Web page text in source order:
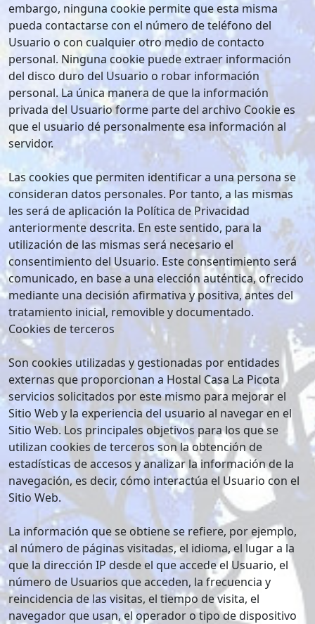
embargo, ninguna cookie permite que esta misma
pueda contactarse con el número de teléfono del
Usuario o con cualquier otro medio de contacto
personal. Ninguna cookie puede extraer información
del disco duro del Usuario o robar información
personal. La única manera de que la información
privada del Usuario forme parte del archivo Cookie es
que el usuario dé personalmente esa información al
servidor.
Las cookies que permiten identificar a una persona se
consideran datos personales. Por tanto, a las mismas
les será de aplicación la Política de Privacidad
anteriormente descrita. En este sentido, para la
utilización de las mismas será necesario el
consentimiento del Usuario. Este consentimiento será
comunicado, en base a una elección auténtica, ofrecido
mediante una decisión afirmativa y positiva, antes del
tratamiento inicial, removible y documentado.
Cookies de terceros
Son cookies utilizadas y gestionadas por entidades
externas que proporcionan a Hostal Casa La Picota
servicios solicitados por este mismo para mejorar el
Sitio Web y la experiencia del usuario al navegar en el
Sitio Web. Los principales objetivos para los que se
utilizan cookies de terceros son la obtención de
estadísticas de accesos y analizar la información de la
navegación, es decir, cómo interactúa el Usuario con el
Sitio Web.
La información que se obtiene se refiere, por ejemplo,
al número de páginas visitadas, el idioma, el lugar a la
que la dirección IP desde el que accede el Usuario, el
número de Usuarios que acceden, la frecuencia y
reincidencia de las visitas, el tiempo de visita, el
navegador que usan, el operador o tipo de dispositivo